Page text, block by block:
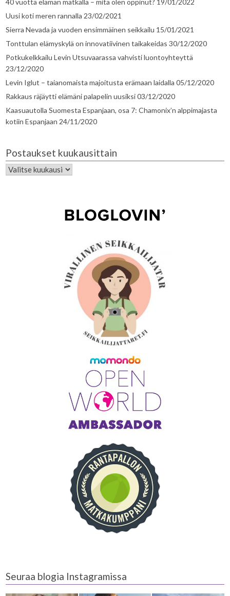
40 vuotta elämän matkalla – mitä olen oppinut? 19/01/2022
Uusi koti meren rannalla 23/02/2021
Sierra Nevada ja vuoden ensimmäinen seikkailu 15/01/2021
Tonttulan elämyskylä on innovatiivinen taikakeidas 30/12/2020
Potkukelkkailu Levin Utsuvaarassa vahvisti luontoyhteyttä
23/12/2020
Levin Iglut – taianomaista majoitusta erämaan laidalla 05/12/2020
Rakkaus räjäytti elämäni palapelin uusiksi03/12/2020
Kaasuautolla Suomesta Espanjaan, osa 7: Chamonix’n alppimajasta
kotiin Espanjaan 24/11/2020
Postaukset kuukausittain
Seuraa blogia Instagramissa